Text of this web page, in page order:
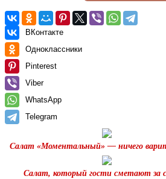
ВКонтакте
Одноклассники
Pinterest
Viber
WhatsApp
Telegram
Салат «Моментальный» — ничего
Салат, который гости сметают за